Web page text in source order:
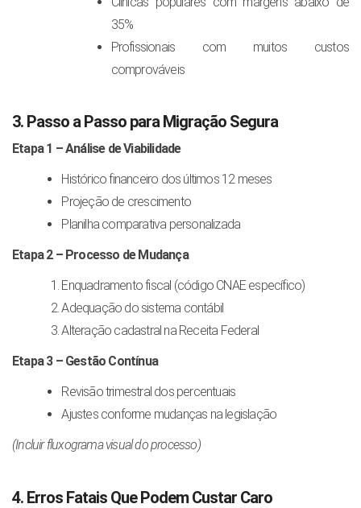
35%
Profissionais com muitos custos
comprováveis
3. Passo a Passo para Migração Segura
Etapa 1 – Análise de Viabilidade
Histórico financeiro dos últimos 12 meses
Projeção de crescimento
Planilha comparativa personalizada
Etapa 2 – Processo de Mudança
Enquadramento fiscal (código CNAE específico)
Adequação do sistema contábil
Alteração cadastral na Receita Federal
Etapa 3 – Gestão Contínua
Revisão trimestral dos percentuais
Ajustes conforme mudanças na legislação
(Incluir fluxograma visual do processo)
4. Erros Fatais Que Podem Custar Caro